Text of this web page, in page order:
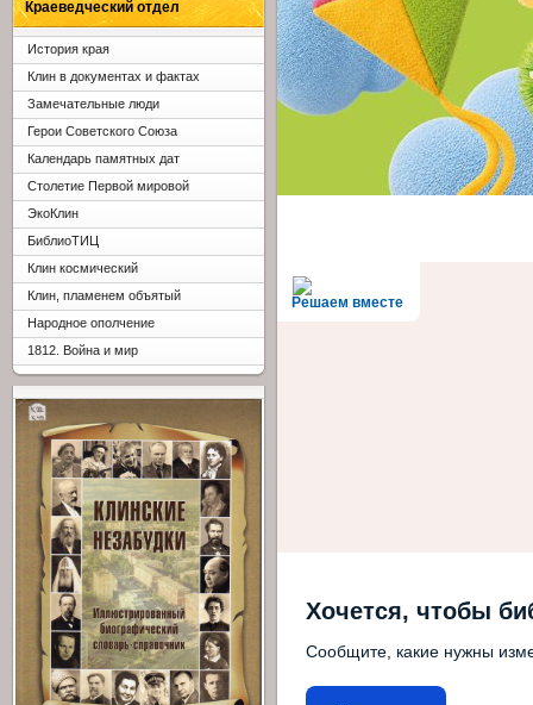
Решаем вместе
Хочется, чтобы
Сообщите, какие нужны
Краеведческий отдел
История края
Клин в документах и фактах
Замечательные люди
Герои Советского Союза
Календарь памятных дат
Столетие Первой мировой
ЭкоКлин
БиблиоТИЦ
Клин космический
Клин, пламенем объятый
Народное ополчение
1812. Война и мир